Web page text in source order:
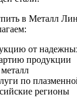
в Металл
от
продукции
по
регионы